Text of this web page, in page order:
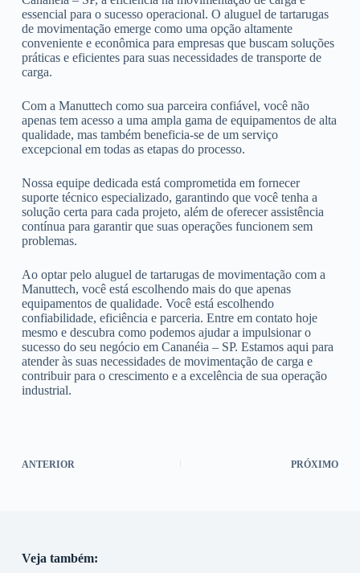
essencial para o sucesso operacional. O aluguel de tartarugas
de movimentação emerge como uma opção altamente
conveniente e econômica para empresas que buscam soluções
práticas e eficientes para suas necessidades de transporte de
carga.
Com a Manuttech como sua parceira confiável, você não
apenas tem acesso a uma ampla gama de equipamentos de alta
qualidade, mas também beneficia-se de um serviço
excepcional em todas as etapas do processo.
Nossa equipe dedicada está comprometida em fornecer
suporte técnico especializado, garantindo que você tenha a
solução certa para cada projeto, além de oferecer assistência
contínua para garantir que suas operações funcionem sem
problemas.
Ao optar pelo aluguel de tartarugas de movimentação com a
Manuttech, você está escolhendo mais do que apenas
equipamentos de qualidade. Você está escolhendo
confiabilidade, eficiência e parceria. Entre em contato hoje
mesmo e descubra como podemos ajudar a impulsionar o
sucesso do seu negócio em Cananéia – SP. Estamos aqui para
atender às suas necessidades de movimentação de carga e
contribuir para o crescimento e a excelência de sua operação
industrial.
ANTERIOR PRÓXIMO
Veja também: